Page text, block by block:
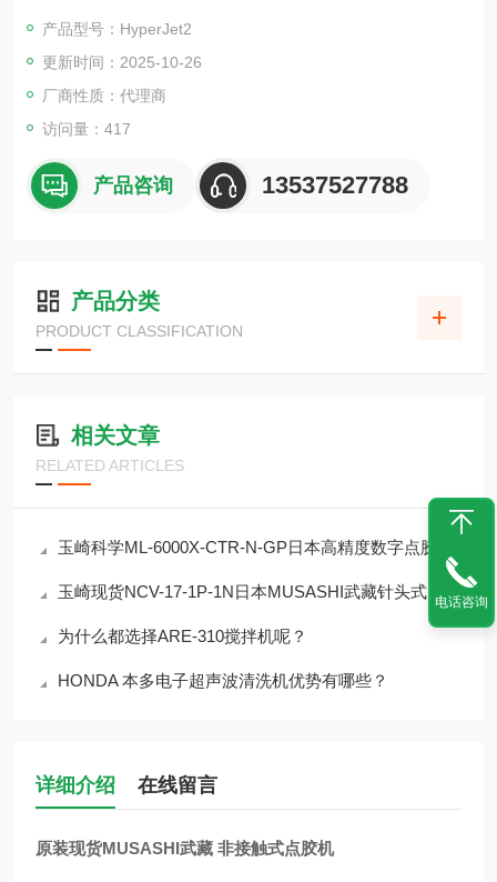
光伏
产品型号：HyperJet2
更新时间：2025-10-26
厂商性质：代理商
访问量：417
产品咨询 13537527788
产品分类
PRODUCT CLASSIFICATION
相关文章
RELATED ARTICLES
玉崎科学ML-6000X-CTR-N-GP日本高精度数字点胶机
玉崎现货NCV-17-1P-1N日本MUSASHI武藏针头式点胶控制阀
为什么都选择ARE-310搅拌机呢？
HONDA 本多电子超声波清洗机优势有哪些？
详细介绍 在线留言
原装现货MUSASHI武藏 非接触式点胶机
电话咨询